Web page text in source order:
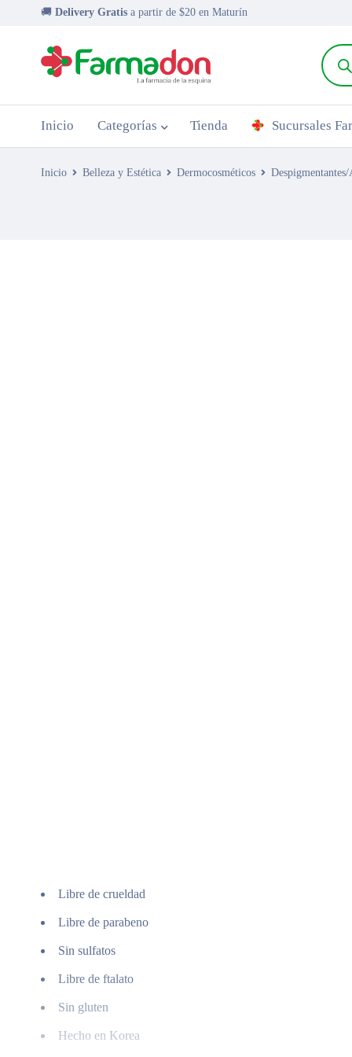
🚚 Delivery Gratis a partir de $20 en Maturín
Inicio Categorías Tienda Sucursales
Inicio Belleza y Estética Dermocosméticos
Libre de crueldad
Libre de parabeno
Sin sulfatos
Libre de ftalato
Sin gluten
Hecho en Korea